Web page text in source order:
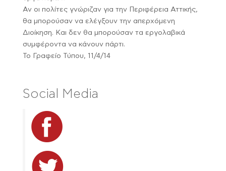
Αν οι πολίτες γνώριζαν για την Περιφέρεια Αττικής,
θα μπορούσαν να ελέγξουν την απερχόμενη
Διοίκηση. Και δεν θα μπορούσαν τα εργολαβικά
συμφέροντα να κάνουν πάρτι.
Το Γραφείο Τύπου, 11/4/14
Social Media